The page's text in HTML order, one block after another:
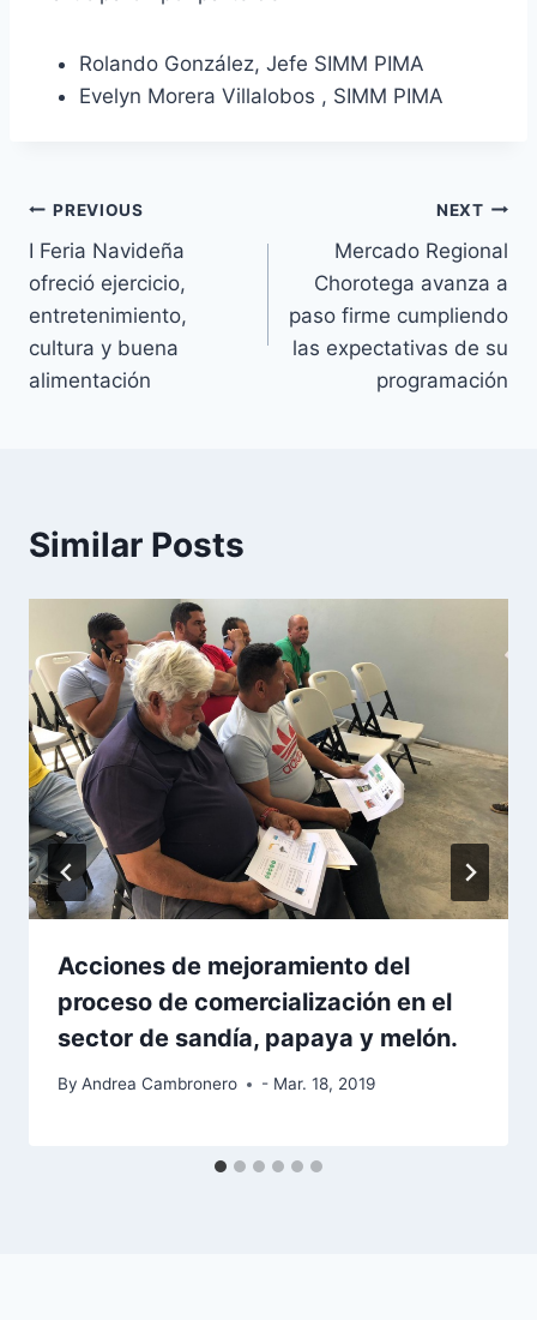
Rolando González, Jefe SIMM PIMA
Evelyn Morera Villalobos , SIMM PIMA
Navegación
de
entradas
PREVIOUS
I Feria Navideña
ofreció ejercicio,
entretenimiento,
cultura y buena
alimentación
NEXT
Mercado Regional
Chorotega avanza a
paso firme cumpliendo
las expectativas de su
programación
Similar Posts
Acciones de mejoramiento del
proceso de comercialización en el
sector de sandía, papaya y melón.
By Andrea Cambronero - Mar. 18, 2019